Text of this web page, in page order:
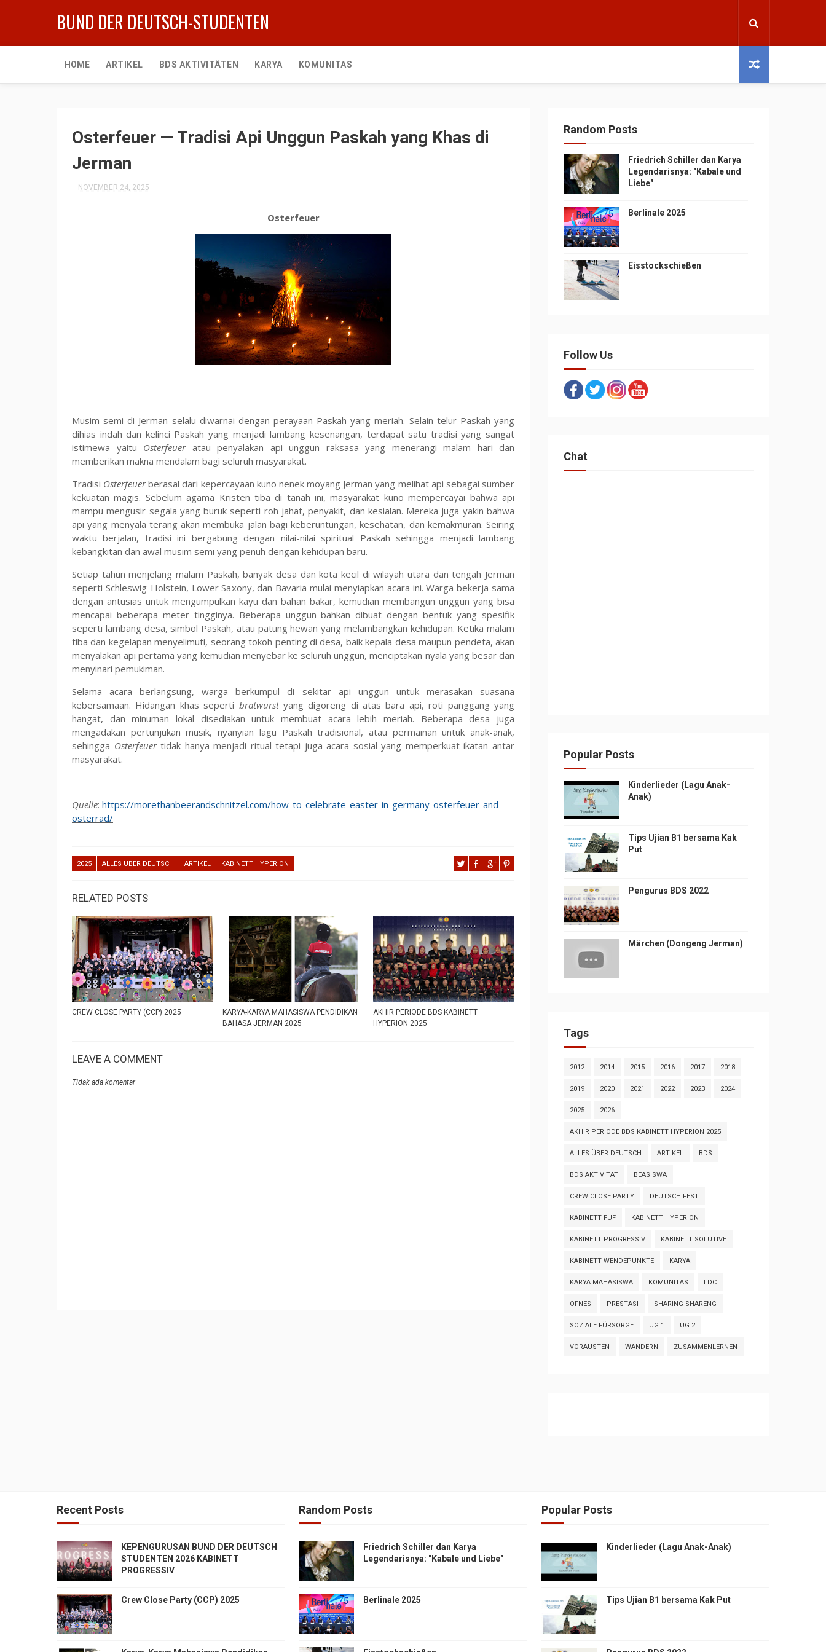
BUND DER DEUTSCH-STUDENTEN
HOME ARTIKEL BDS AKTIVITÄTEN KARYA KOMUNITAS
Osterfeuer — Tradisi Api Unggun Paskah yang Khas di
Jerman
NOVEMBER 24, 2025
Osterfeuer
Musim semi di Jerman selalu diwarnai dengan perayaan Paskah yang meriah. Selain telur Paskah yang
dihias indah dan kelinci Paskah yang menjadi lambang kesenangan, terdapat satu tradisi yang sangat
istimewa yaitu Osterfeueratau penyalakan api unggun raksasa yang menerangi malam hari dan
memberikan makna mendalam bagi seluruh masyarakat.
Tradisi Osterfeuerberasal dari kepercayaan kuno nenek moyang Jerman yang melihat api sebagai sumber
kekuatan magis. Sebelum agama Kristen tiba di tanah ini, masyarakat kuno mempercayai bahwa api
mampu mengusir segala yang buruk seperti roh jahat, penyakit, dan kesialan. Mereka juga yakin bahwa
api yang menyala terang akan membuka jalan bagi keberuntungan, kesehatan, dan kemakmuran. Seiring
waktu berjalan, tradisi ini bergabung dengan nilai-nilai spiritual Paskah sehingga menjadi lambang
kebangkitan dan awal musim semi yang penuh dengan kehidupan baru.
Setiap tahun menjelang malam Paskah, banyak desa dan kota kecil di wilayah utara dan tengah Jerman
seperti Schleswig-Holstein, Lower Saxony, dan Bavaria mulai menyiapkan acara ini. Warga bekerja sama
dengan antusias untuk mengumpulkan kayu dan bahan bakar, kemudian membangun unggun yang bisa
mencapai beberapa meter tingginya. Beberapa unggun bahkan dibuat dengan bentuk yang spesifik
seperti lambang desa, simbol Paskah, atau patung hewan yang melambangkan kehidupan. Ketika malam
tiba dan kegelapan menyelimuti, seorang tokoh penting di desa, baik kepala desa maupun pendeta, akan
menyalakan api pertama yang kemudian menyebar ke seluruh unggun, menciptakan nyala yang besar dan
menyinari pemukiman.
Selama acara berlangsung, warga berkumpul di sekitar api unggun untuk merasakan suasana
kebersamaan. Hidangan khas seperti bratwurstyang digoreng di atas bara api, roti panggang yang
hangat, dan minuman lokal disediakan untuk membuat acara lebih meriah. Beberapa desa juga
mengadakan pertunjukan musik, nyanyian lagu Paskah tradisional, atau permainan untuk anak-anak,
sehingga Osterfeuertidak hanya menjadi ritual tetapi juga acara sosial yang memperkuat ikatan antar
masyarakat.
Quelle: https://morethanbeerandschnitzel.com/how-to-celebrate-easter-in-germany-osterfeuer-and-
osterrad/
2025 ALLES ÜBER DEUTSCH ARTIKEL KABINETT HYPERION
RELATED POSTS
CREW CLOSE PARTY (CCP) 2025
KARYA-KARYA MAHASISWA PENDIDIKAN
BAHASA JERMAN 2025
AKHIR PERIODE BDS KABINETT
HYPERION 2025
LEAVE A COMMENT
Tidak ada komentar
Random Posts
Friedrich Schiller dan Karya
Legendarisnya: "Kabale und
Liebe"
Berlinale 2025
Eisstockschießen
Follow Us
Chat
Popular Posts
Kinderlieder (Lagu Anak-
Anak)
Tips Ujian B1 bersama Kak
Put
Pengurus BDS 2022
Märchen (Dongeng Jerman)
Tags
2012 2014 2015 2016 2017 2018
2019 2020 2021 2022 2023 2024
2025 2026
AKHIR PERIODE BDS KABINETT HYPERION 2025
ALLES ÜBER DEUTSCH ARTIKEL BDS
BDS AKTIVITÄT BEASISWA
CREW CLOSE PARTY DEUTSCH FEST
KABINETT FUF KABINETT HYPERION
KABINETT PROGRESSIV KABINETT SOLUTIVE
KABINETT WENDEPUNKTE KARYA
KARYA MAHASISWA KOMUNITAS LDC
OFNES PRESTASI SHARING SHARENG
SOZIALE FÜRSORGE UG 1 UG 2
VORAUSTEN WANDERN ZUSAMMENLERNEN
Recent Posts
KEPENGURUSAN BUND DER DEUTSCH
STUDENTEN 2026 KABINETT
PROGRESSIV
Crew Close Party (CCP) 2025
Random Posts
Friedrich Schiller dan Karya
Legendarisnya: "Kabale und Liebe"
Berlinale 2025
Popular Posts
Kinderlieder (Lagu Anak-Anak)
Tips Ujian B1 bersama Kak Put